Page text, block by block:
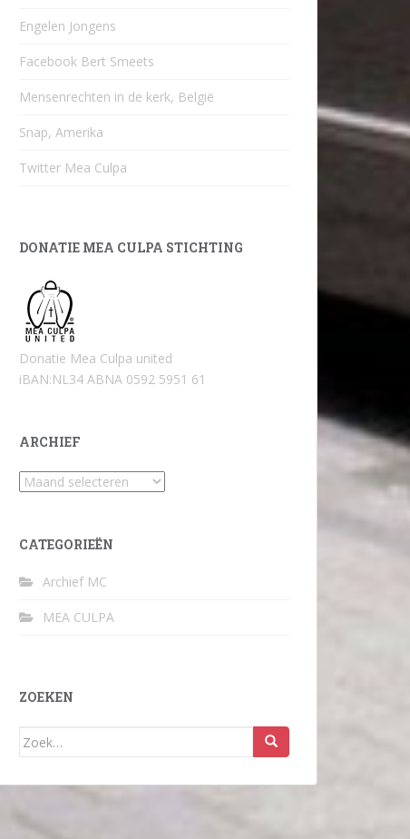
Engelen Jongens
Facebook Bert Smeets
Mensenrechten in de kerk, België
Snap, Amerika
Twitter Mea Culpa
DONATIE MEA CULPA STICHTING
Donatie Mea Culpa united
iBAN:NL34 ABNA 0592 5951 61
ARCHIEF
Archief
CATEGORIEËN
Archief MC
MEA CULPA
ZOEKEN
Zoek